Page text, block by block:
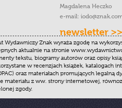
Magdalena Heczko
e-mail:
newsletter >>
Wydawniczy Znak wyraża zgodę na
aktualnie na stronie
tekstu, biogramy autorów oraz opisy
w recenzjach książek, katalogach
oraz materiałach promujących legalną
materiału z ww. strony internetowej,
zgody.